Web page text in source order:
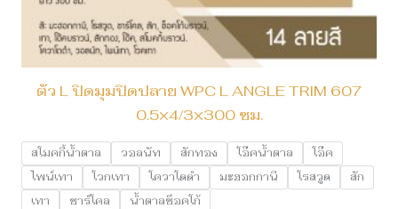
ตัว L ปิดมุมปิดปลาย WPC L ANGLE TRIM 607
0.5×4/3×300 ซม.
สโมคกี้น้ำตาล วอลนัท สักทอง โอ๊คน้ำตาล
โอ๊ค
ไพน์เทา
โวกเทา โควาโดดำ มะฮอกกานี โรสวูด
สัก
เทา
ชาร์โคล น้ำตาลช็อคโก้